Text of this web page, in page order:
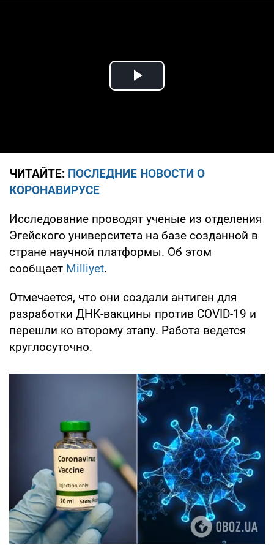
Play Video
ЧИТАЙТЕ: ПОСЛЕДНИЕ НОВОСТИ О
КОРОНАВИРУСЕ
Исследование проводят ученые из отделения
Эгейского университета на базе созданной в
стране научной платформы. Об этом
сообщает Milliyet.
Отмечается, что они создали антиген для
разработки ДНК-вакцины против COVID-19 и
перешли ко второму этапу. Работа ведется
круглосуточно.